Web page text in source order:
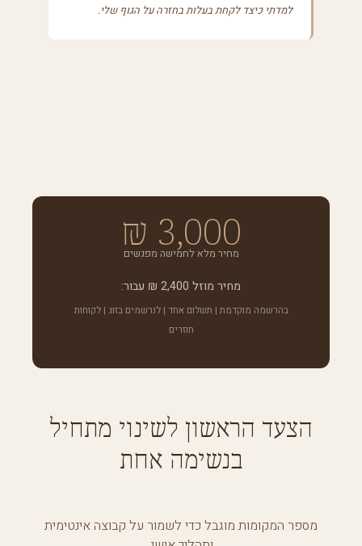
למדתי כיצד לקחת בעלות בחזרה על הגוף שלי.
3,000 ₪
מחיר מלא לחמישה מפגשים
מחיר מוזל 2,400 ₪ עבור:
בהרשמה מוקדמת | תשלום אחד | לנרשמים בזוג | לקוחות
חוזרים
הצעד הראשון לשינוי מתחיל
בנשימה אחת
מספר המקומות מוגבל כדי לשמור על קבוצה אינטימית